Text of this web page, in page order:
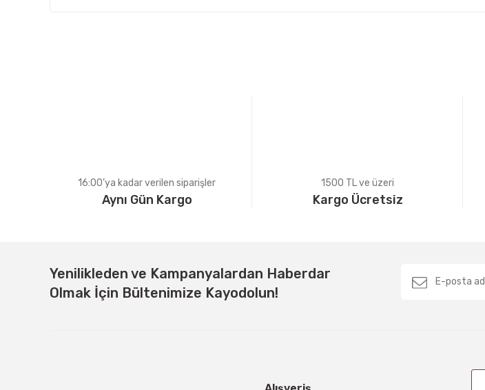
16:00’ya kadar verilen siparişler
Aynı Gün Kargo
1500 TL ve üzeri
Kargo Ücretsiz
Yenilikleden ve Kampanyalardan Haberdar
Olmak İçin Bültenimize Kayodolun!